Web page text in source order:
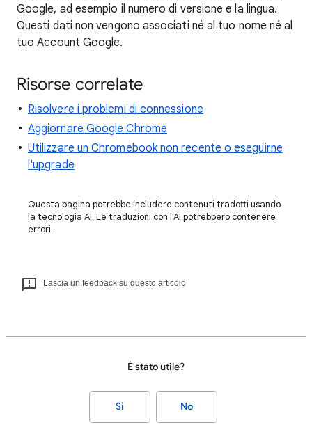
Google, ad esempio il numero di versione e la lingua.
Questi dati non vengono associati né al tuo nome né al
tuo Account Google.
Risorse correlate
Risolvere i problemi di connessione
Aggiornare Google Chrome
Utilizzare un Chromebook non recente o eseguirne
l'upgrade
Questa pagina potrebbe includere contenuti tradotti usando
la tecnologia AI. Le traduzioni con l'AI potrebbero contenere
errori.
Lascia un feedback su questo articolo
È stato utile?
Sì No